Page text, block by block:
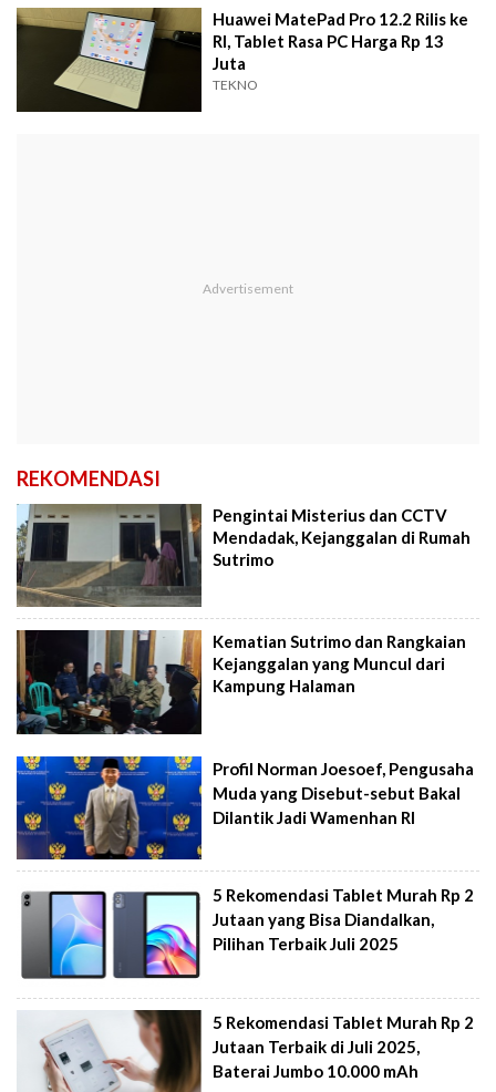
Huawei MatePad Pro 12.2 Rilis ke
RI, Tablet Rasa PC Harga Rp 13
Juta
TEKNO
REKOMENDASI
Pengintai Misterius dan CCTV
Mendadak, Kejanggalan di Rumah
Sutrimo
Kematian Sutrimo dan Rangkaian
Kejanggalan yang Muncul dari
Kampung Halaman
Profil Norman Joesoef, Pengusaha
Muda yang Disebut-sebut Bakal
Dilantik Jadi Wamenhan RI
5 Rekomendasi Tablet Murah Rp 2
Jutaan yang Bisa Diandalkan,
Pilihan Terbaik Juli 2025
5 Rekomendasi Tablet Murah Rp 2
Jutaan Terbaik di Juli 2025,
Baterai Jumbo 10.000 mAh